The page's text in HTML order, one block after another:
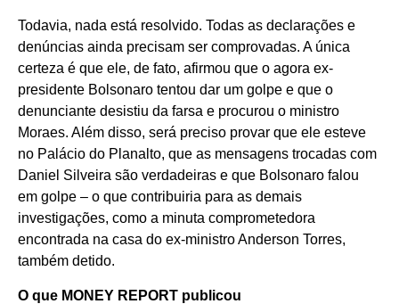
Todavia, nada está resolvido. Todas as declarações e
denúncias ainda precisam ser comprovadas. A única
certeza é que ele, de fato, afirmou que o agora ex-
presidente Bolsonaro tentou dar um golpe e que o
denunciante desistiu da farsa e procurou o ministro
Moraes. Além disso, será preciso provar que ele esteve
no Palácio do Planalto, que as mensagens trocadas com
Daniel Silveira são verdadeiras e que Bolsonaro falou
em golpe – o que contribuiria para as demais
investigações, como a minuta comprometedora
encontrada na casa do ex-ministro Anderson Torres,
também detido.
O que MONEY REPORT publicou